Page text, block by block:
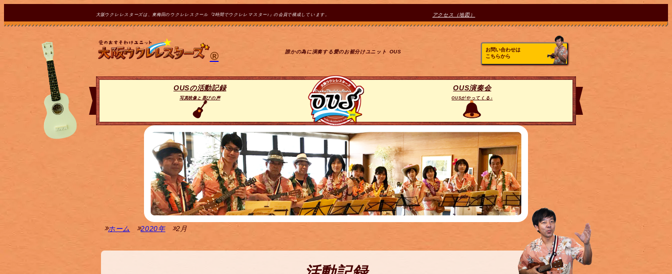
大阪ウクレレスターズは、東梅田のウクレレスクール『2時間でウクレレマスター♪』の会員で構成しています。 アクセス（地図）
® 誰かの為に演奏する愛のお裾分けユニット OUS
お問い合わせは
こちらから
OUSの活動記録
写真映像と喜びの声
OUS演奏会
OUSがやってくる♪
ホーム 2020年 2月